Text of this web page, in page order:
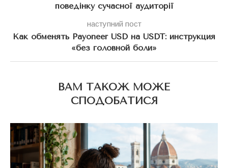
поведінку сучасної аудиторії
наступний пост
Как обменять Payoneer USD на USDT: инструкция
«без головной боли»
ВАМ ТАКОЖ МОЖЕ
СПОДОБАТИСЯ